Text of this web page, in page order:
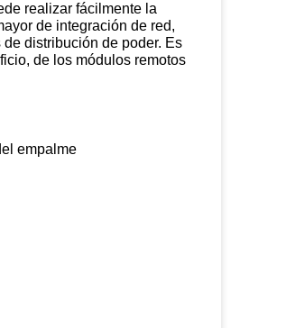
realizar fácilmente la
de integración de red,
distribución de poder. Es
de los módulos remotos
empalme